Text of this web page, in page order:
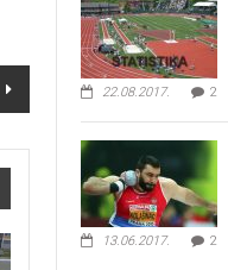
22.08.2017. 2
13.06.2017. 2